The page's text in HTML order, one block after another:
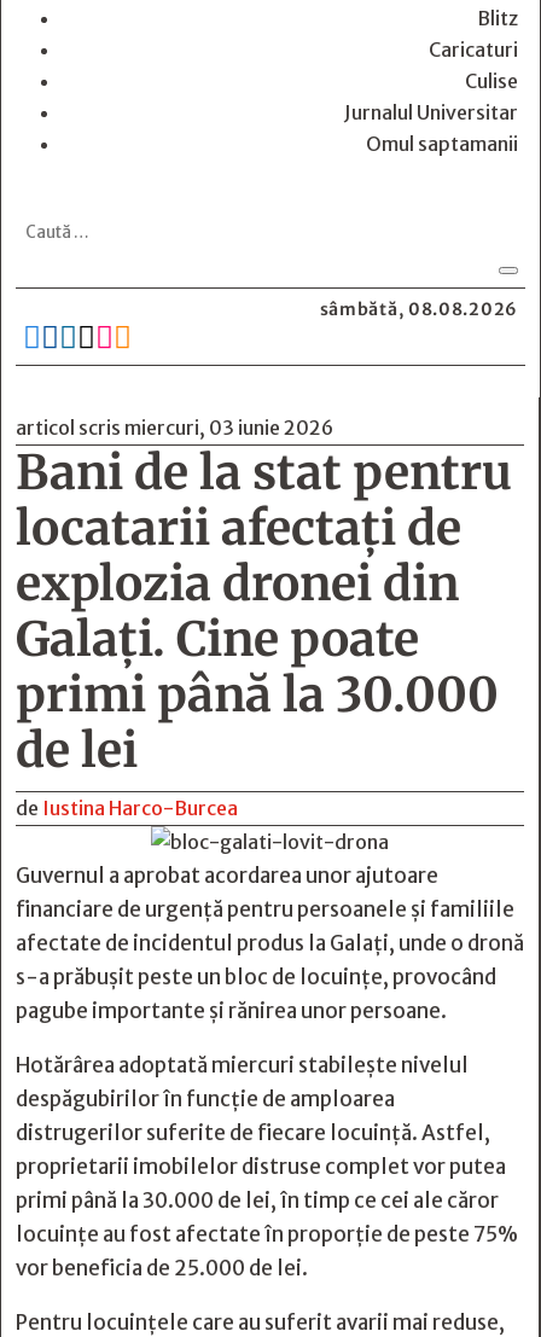
Blitz
Caricaturi
Culise
Jurnalul Universitar
Omul saptamanii
sâmbătă, 08.08.2026
     
articol scris miercuri, 03 iunie 2026
Bani de la stat pentru
locatarii afectați de
explozia dronei din
Galați. Cine poate
primi până la 30.000
de lei
de Iustina Harco-Burcea
Guvernul a aprobat acordarea unor ajutoare
financiare de urgență pentru persoanele și familiile
afectate de incidentul produs la Galați, unde o dronă
s-a prăbușit peste un bloc de locuințe, provocând
pagube importante și rănirea unor persoane.
Hotărârea adoptată miercuri stabilește nivelul
despăgubirilor în funcție de amploarea
distrugerilor suferite de fiecare locuință. Astfel,
proprietarii imobilelor distruse complet vor putea
primi până la 30.000 de lei, în timp ce cei ale căror
locuințe au fost afectate în proporție de peste 75%
vor beneficia de 25.000 de lei.
Pentru locuințele care au suferit avarii mai reduse,